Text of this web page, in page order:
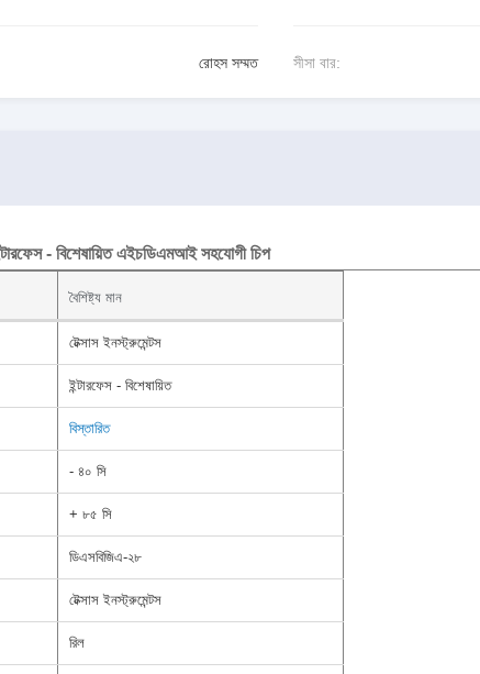
রোহস সম্মত সীসা বার:
- বিশেষায়িত এইচডিএমআই সহযোগী চিপ
বৈশিষ্ট্য মান
টেক্সাস ইনস্ট্রুমেন্টস
ইন্টারফেস - বিশেষায়িত
বিস্তারিত
- ৪০ সি
+ ৮৫ সি
ডিএসবিজিএ-২৮
টেক্সাস ইনস্ট্রুমেন্টস
রিল